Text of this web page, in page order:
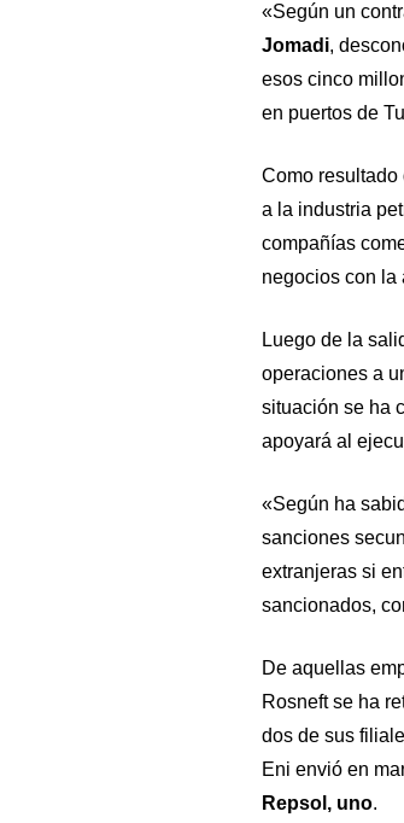
«Según un
Jomadi,
esos cinco
en puertos de
Como
a la industria
compañías
negocios con la
Luego de la
operaciones a
situación se ha
apoyará al
«Según ha
sanciones
extranjeras si
sancionados,
De aquellas
Rosneft se ha
dos de sus
Eni envió en
Repsol, uno.